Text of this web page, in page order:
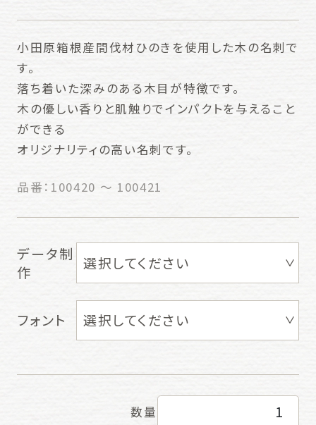
小田原箱根産間伐材ひのきを使用した木の名刺で
す。
落ち着いた深みのある木目が特徴です。
木の優しい香りと肌触りでインパクトを与えること
ができる
オリジナリティの高い名刺です。
品番： 100420 ～ 100421
データ制
作
フォント
数量